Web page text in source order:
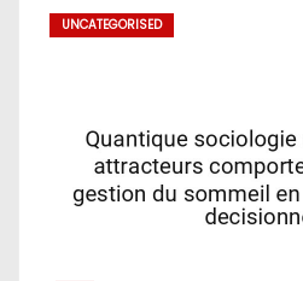
UNCATEGORISED